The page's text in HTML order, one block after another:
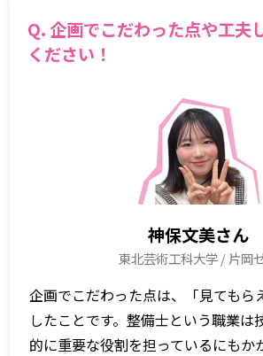
Q. 企画でこだわった点や工夫
ください！
神保文美さん
東北芸術工科大学 / 片岡
企画でこだわった点は、「見てもら
したことです。整備士という職業は
的に重要な役割を担っているにもか